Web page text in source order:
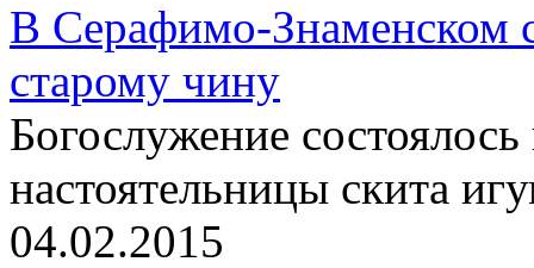
В Серафимо-Знаменском
старому чину
Богослужение
настоятельницы скита
04.02.2015